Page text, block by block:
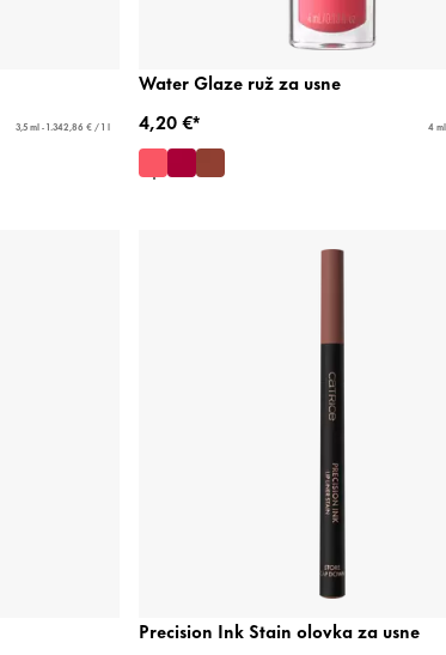
3,5 ml - 1.342,86 € / 1 l
Water Glaze ruž za usne
4,20 €*
4
Precision Ink Stain olovka za usne